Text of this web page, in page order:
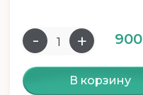
900
В корзину